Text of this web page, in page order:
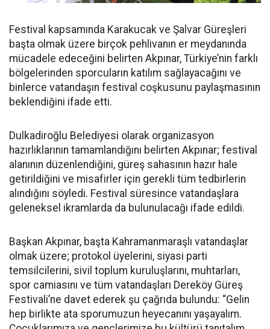
Festival kapsamında Karakucak ve Şalvar Güreşleri
başta olmak üzere birçok pehlivanın er meydanında
mücadele edeceğini belirten Akpınar, Türkiye’nin farklı
bölgelerinden sporcuların katılım sağlayacağını ve
binlerce vatandaşın festival coşkusunu paylaşmasının
beklendiğini ifade etti.
Dulkadiroğlu Belediyesi olarak organizasyon
hazırlıklarının tamamlandığını belirten Akpınar; festival
alanının düzenlendiğini, güreş sahasının hazır hale
getirildiğini ve misafirler için gerekli tüm tedbirlerin
alındığını söyledi. Festival süresince vatandaşlara
geleneksel ikramlarda da bulunulacağı ifade edildi.
Başkan Akpınar, başta Kahramanmaraşlı vatandaşlar
olmak üzere; protokol üyelerini, siyasi parti
temsilcilerini, sivil toplum kuruluşlarını, muhtarları,
spor camiasını ve tüm vatandaşları Dereköy Güreş
Festivali’ne davet ederek şu çağrıda bulundu: “Gelin
hep birlikte ata sporumuzun heyecanını yaşayalım.